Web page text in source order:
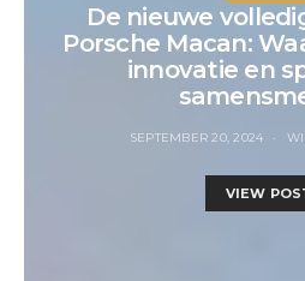
De nieuwe
Porsche Macan:
innovatie en
SEPTEMBER 20, 2024
VIEW